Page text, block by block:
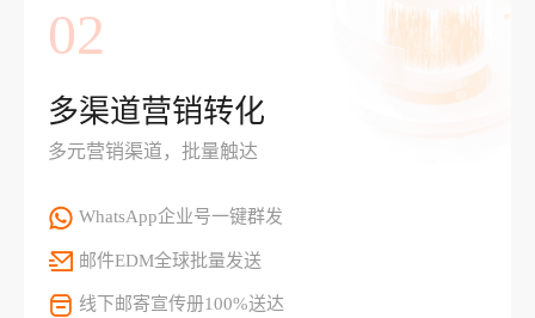
02
多渠道营销转化
多元营销渠道，批量触达
WhatsApp企业号一键群发
邮件EDM全球批量发送
线下邮寄宣传册100%送达